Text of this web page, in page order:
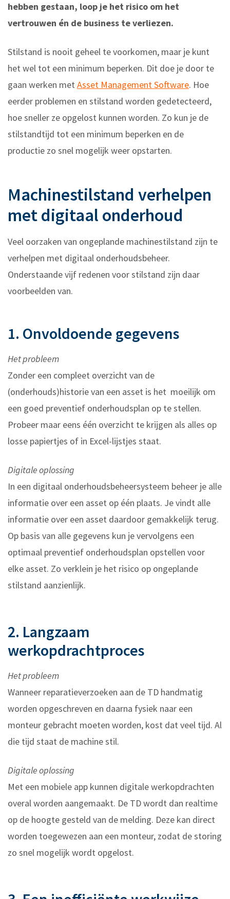
hebben gestaan, loop je het risico om het
vertrouwen én de business te verliezen.
Stilstand is nooit geheel te voorkomen, maar je kunt
het wel tot een minimum beperken. Dit doe je door te
gaan werken met Asset Management Software. Hoe
eerder problemen en stilstand worden gedetecteerd,
hoe sneller ze opgelost kunnen worden. Zo kun je de
stilstandtijd tot een minimum beperken en de
productie zo snel mogelijk weer opstarten.
Machinestilstand verhelpen
met digitaal onderhoud
Veel oorzaken van ongeplande machinestilstand zijn te
verhelpen met digitaal onderhoudsbeheer.
Onderstaande vijf redenen voor stilstand zijn daar
voorbeelden van.
1. Onvoldoende gegevens
Het probleem
Zonder een compleet overzicht van de
(onderhouds)historie van een asset is het moeilijk om
een goed preventief onderhoudsplan op te stellen.
Probeer maar eens één overzicht te krijgen als alles op
losse papiertjes of in Excel-lijstjes staat.
Digitale oplossing
In een digitaal onderhoudsbeheersysteem beheer je alle
informatie over een asset op één plaats. Je vindt alle
informatie over een asset daardoor gemakkelijk terug.
Op basis van alle gegevens kun je vervolgens een
optimaal preventief onderhoudsplan opstellen voor
elke asset. Zo verklein je het risico op ongeplande
stilstand aanzienlijk.
2. Langzaam
werkopdrachtproces
Het probleem
Wanneer reparatieverzoeken aan de TD handmatig
worden opgeschreven en daarna fysiek naar een
monteur gebracht moeten worden, kost dat veel tijd. Al
die tijd staat de machine stil.
Digitale oplossing
Met een mobiele app kunnen digitale werkopdrachten
overal worden aangemaakt. De TD wordt dan realtime
op de hoogte gesteld van de melding. Deze kan direct
worden toegewezen aan een monteur, zodat de storing
zo snel mogelijk wordt opgelost.